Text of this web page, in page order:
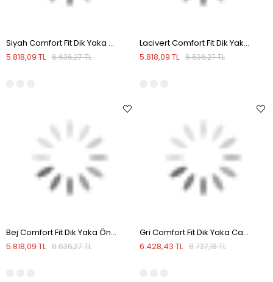
Siyah Comfort Fit Dik Yaka Önü Fermuarlı Mevsimlik Mont
5.818,09 TL 6.636,27 TL
Lacivert Comfort Fit Dik Yaka Önü Fermuarlı Mevsimlik Mont
5.818,09 TL 6.636,27 TL
Bej Comfort Fit Dik Yaka Önü Fermuarlı Mevsimlik Mont
5.818,09 TL 6.636,27 TL
Gri Comfort Fit Dik Yaka Casual Mont
6.428,43 TL 8.727,18 TL